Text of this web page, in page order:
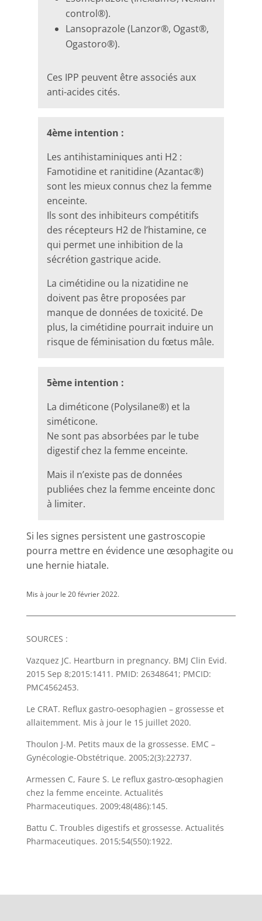
control®).
Lansoprazole (Lanzor®, Ogast®,
Ogastoro®).
Ces IPP peuvent être associés aux
anti-acides cités.
4ème intention :
Les antihistaminiques anti H2 :
Famotidine et ranitidine (Azantac®)
sont les mieux connus chez la femme
enceinte.
Ils sont des inhibiteurs compétitifs
des récepteurs H2 de l’histamine, ce
qui permet une inhibition de la
sécrétion gastrique acide.
La cimétidine ou la nizatidine ne
doivent pas être proposées par
manque de données de toxicité. De
plus, la cimétidine pourrait induire un
risque de féminisation du fœtus mâle.
5ème intention :
La diméticone (Polysilane®) et la
siméticone.
Ne sont pas absorbées par le tube
digestif chez la femme enceinte.
Mais il n’existe pas de données
publiées chez la femme enceinte donc
à limiter.
Si les signes persistent une gastroscopie
pourra mettre en évidence une œsophagite ou
une hernie hiatale.
Mis à jour le 20 février 2022.
SOURCES :
Vazquez JC. Heartburn in pregnancy. BMJ Clin Evid.
2015 Sep 8;2015:1411. PMID: 26348641; PMCID:
PMC4562453.
Le CRAT. Reflux gastro-oesophagien – grossesse et
allaitemment. Mis à jour le 15 juillet 2020.
Thoulon J-M. Petits maux de la grossesse. EMC –
Gynécologie-Obstétrique. 2005;2(3):22737.
Armessen C, Faure S. Le reflux gastro-œsophagien
chez la femme enceinte. Actualités
Pharmaceutiques. 2009;48(486):145.
Battu C. Troubles digestifs et grossesse. Actualités
Pharmaceutiques. 2015;54(550):1922.